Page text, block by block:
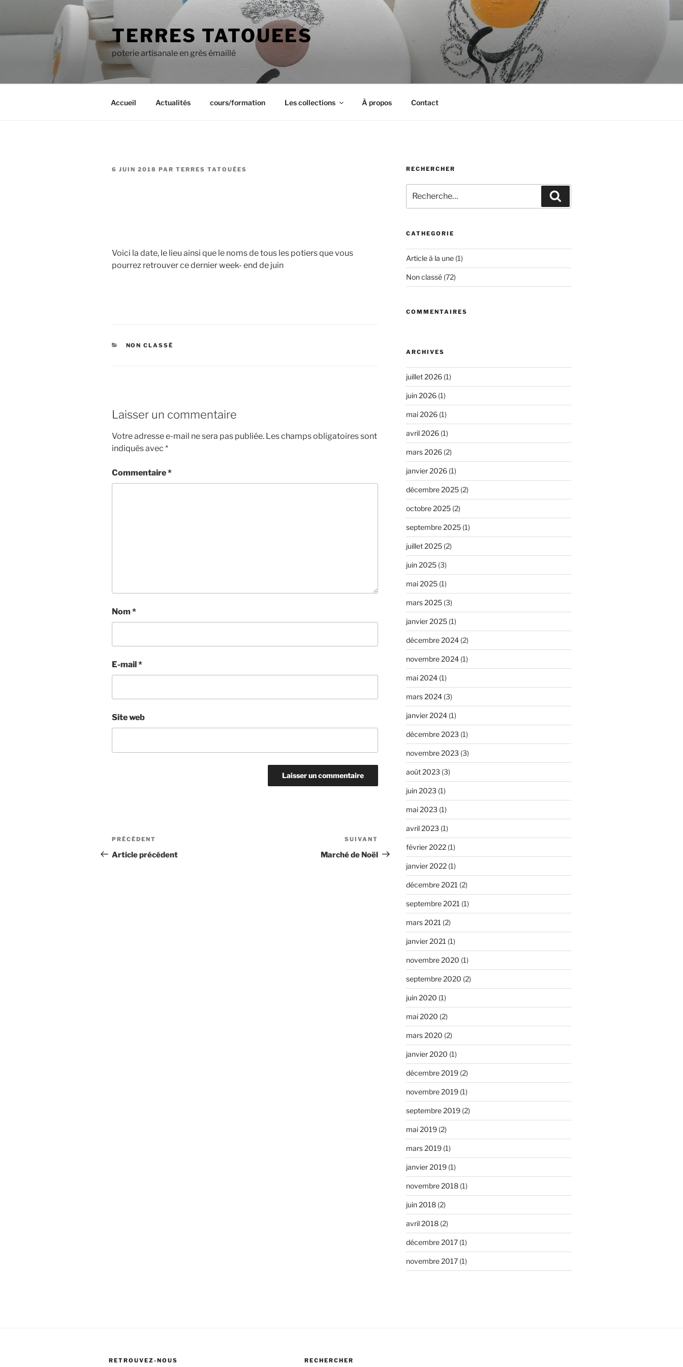
TERRES TATOUEES
poterie artisanale en grès émaillé
Accueil Actualités cours/formation Les collections À propos Contact
PUBLIÉ
6 JUIN 2018 PAR TERRES TATOUÉES
Voici la date, le lieu ainsi que le noms de tous les potiers que vous
pourrez retrouver ce dernier week- end de juin
CATÉGORIES
NON CLASSÉ
Laisser un commentaire
Votre adresse e-mail ne sera pas publiée. Les champs obligatoires sont
indiqués avec *
Commentaire*
Nom *
E-mail*
Site web
Navigation
de
Article
précédent
PRÉCÉDENT
Article précédent
suivant
SUIVANT
Marché de Noël
RECHERCHER
pour
:
CATHEGORIE
Article à la une(1)
Non classé(72)
COMMENTAIRES
ARCHIVES
juillet 2026(1)
juin 2026(1)
mai 2026(1)
avril 2026(1)
mars 2026(2)
janvier 2026(1)
décembre 2025(2)
octobre 2025(2)
septembre 2025(1)
juillet 2025(2)
juin 2025(3)
mai 2025(1)
mars 2025(3)
janvier 2025(1)
décembre 2024(2)
novembre 2024(1)
mai 2024(1)
mars 2024(3)
janvier 2024(1)
décembre 2023 (1)
novembre 2023 (3)
août 2023 (3)
juin 2023 (1)
mai 2023 (1)
avril 2023 (1)
février 2022(1)
janvier 2022(1)
décembre 2021 (2)
septembre 2021 (1)
mars 2021 (2)
janvier 2021 (1)
novembre 2020 (1)
septembre 2020 (2)
juin 2020 (1)
mai 2020 (2)
mars 2020 (2)
janvier 2020 (1)
décembre 2019(2)
novembre 2019(1)
septembre 2019(2)
mai 2019(2)
mars 2019(1)
janvier 2019(1)
novembre 2018(1)
juin 2018(2)
avril 2018(2)
décembre 2017(1)
novembre 2017(1)
RETROUVEZ-NOUS RECHERCHER